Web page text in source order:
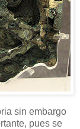
sin embargo
pues se